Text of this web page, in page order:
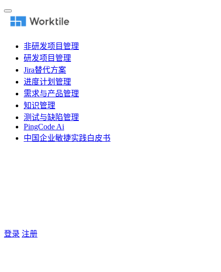
非研发项目管理
研发项目管理
Jira替代方案
进度计划管理
需求与产品管理
知识管理
测试与缺陷管理
PingCode Ai
中国企业敏捷实践白皮书
登录 注册